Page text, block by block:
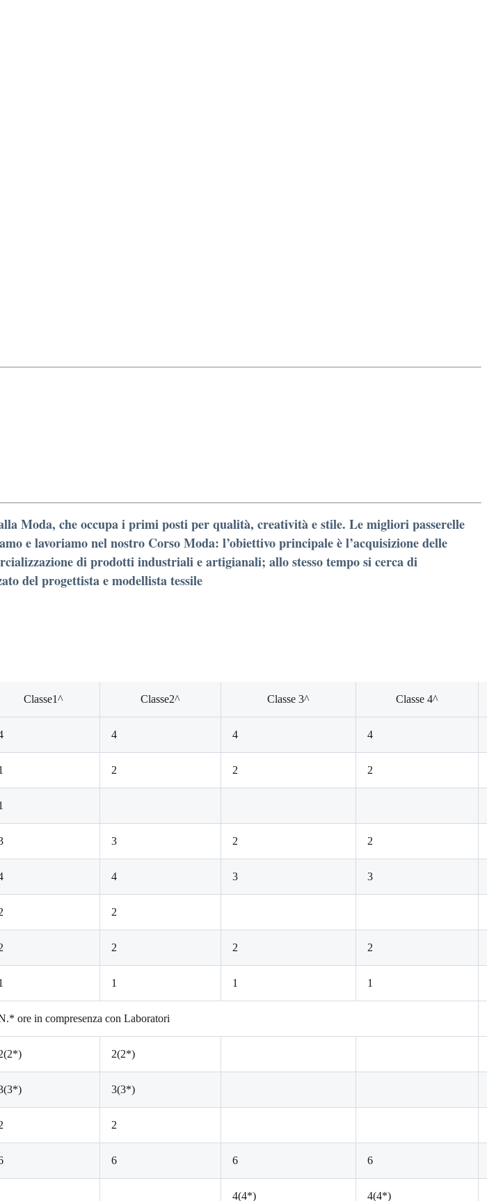
Moda, che occupa i primi posti per qualità, creatività e stile. Le migliori passerelle
e lavoriamo nel nostro Corso Moda: l’obiettivo principale è l’acquisizione delle
di prodotti industriali e artigianali; allo stesso tempo si cerca di
del progettista e modellista tessile
Classe1^ Classe2^ Classe 3^ Classe 4^
4 4 4
2 2 2
3 2 2
4 3 3
2
2 2 2
1 1 1
ore in compresenza con Laboratori
2(2*)
3(3*)
2
6 6 6
4(4*) 4(4*)